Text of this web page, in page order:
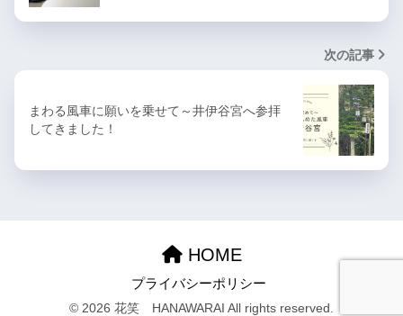
次の記事
まわる風車に願いを乗せて～井伊谷宮へ参拝
してきました！
HOME
プライバシーポリシー
© 2026 花笑 HANAWARAI All rights reserved.